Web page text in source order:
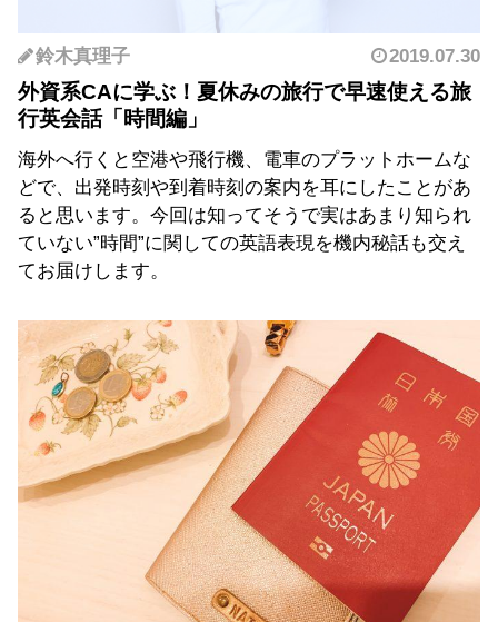
鈴木真理子 2019.07.30
外資系CAに学ぶ！夏休みの旅行で早速使える旅
行英会話「時間編」
海外へ行くと空港や飛行機、電車のプラットホームな
どで、出発時刻や到着時刻の案内を耳にしたことがあ
ると思います。今回は知ってそうで実はあまり知られ
ていない”時間”に関しての英語表現を機内秘話も交え
てお届けします。